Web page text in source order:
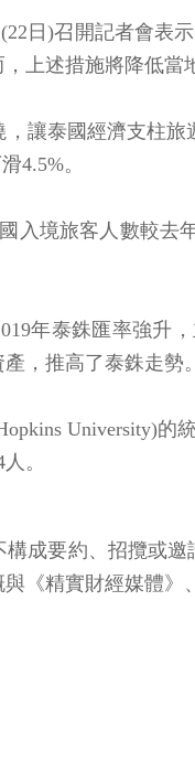
日)召開記者會表
上述措施將降低當
讓泰國經濟支柱
4.5%。
入境旅客人數較去
年泰銖匯率強升
，推高了泰銖走勢。
University)
。
構成要約、招攬或
《精實財經媒體》